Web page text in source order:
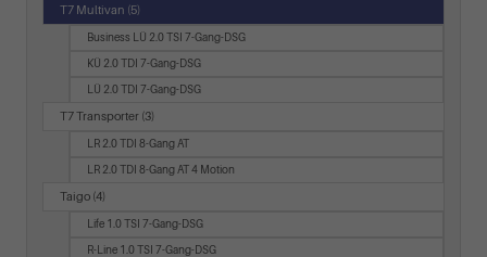
T7 Multivan (5)
Business LÜ 2.0 TSI 7-Gang-DSG
KÜ 2.0 TDI 7-Gang-DSG
LÜ 2.0 TDI 7-Gang-DSG
T7 Transporter (3)
LR 2.0 TDI 8-Gang AT
LR 2.0 TDI 8-Gang AT 4 Motion
Taigo (4)
Life 1.0 TSI 7-Gang-DSG
R-Line 1.0 TSI 7-Gang-DSG